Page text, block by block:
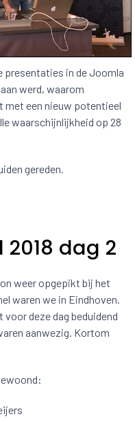
presentaties in de Joomla
werd, waarom
met een nieuw potentieel
waarschijnlijkheid op 28
gereden.
dag 2
weer opgepikt bij het
waren we in Eindhoven.
deze dag beduidend
aanwezig. Kortom